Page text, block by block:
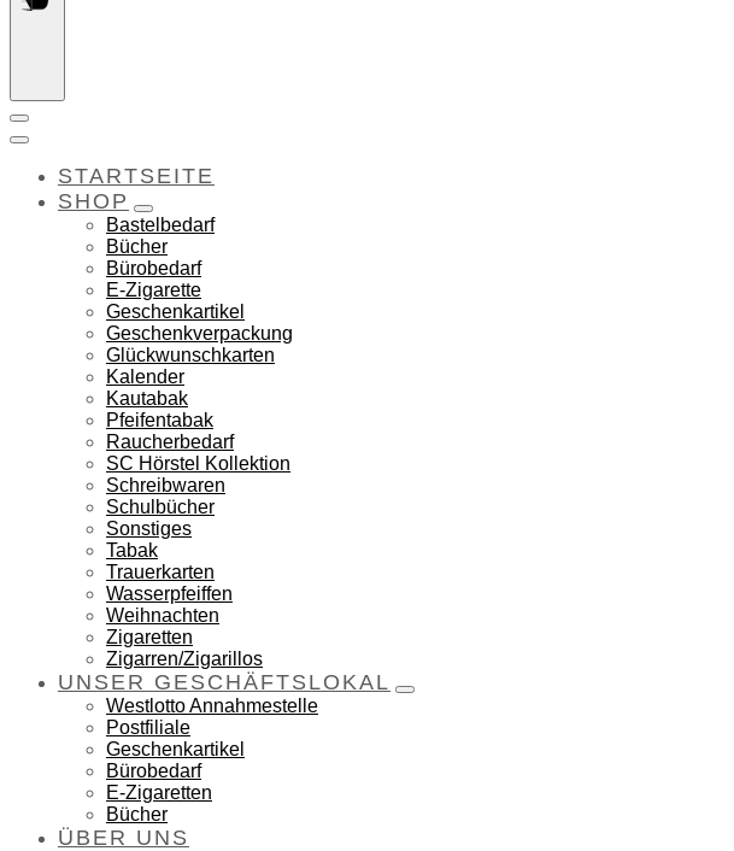
STARTSEITE
SHOP
Bastelbedarf
Bücher
Bürobedarf
E-Zigarette
Geschenkartikel
Geschenkverpackung
Glückwunschkarten
Kalender
Kautabak
Pfeifentabak
Raucherbedarf
SC Hörstel Kollektion
Schreibwaren
Schulbücher
Sonstiges
Tabak
Trauerkarten
Wasserpfeiffen
Weihnachten
Zigaretten
Zigarren/Zigarillos
UNSER GESCHÄFTSLOKAL
Westlotto Annahmestelle
Postfiliale
Geschenkartikel
Bürobedarf
E-Zigaretten
Bücher
ÜBER UNS